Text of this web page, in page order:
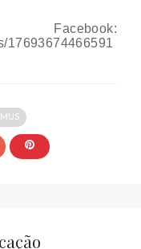
17693674466591